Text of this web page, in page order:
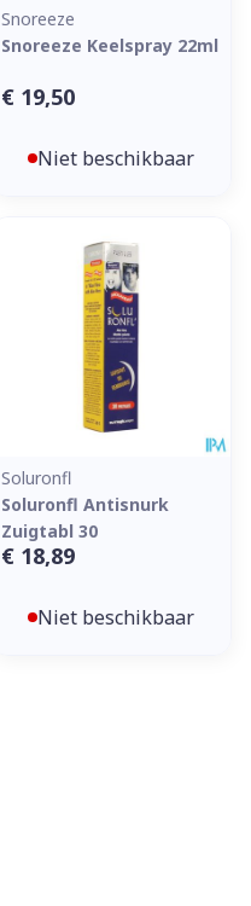
Snoreeze
Snoreeze Keelspray 22ml
€ 19,50
Niet beschikbaar
Soluronfl
Soluronfl Antisnurk
Zuigtabl 30
€ 18,89
Niet beschikbaar